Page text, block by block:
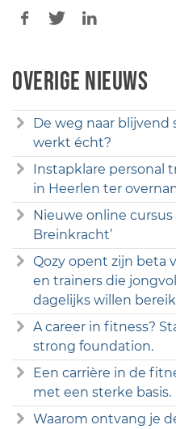
Overige nieuws
De weg naar blijvend
werkt écht?
Instapklare personal
in Heerlen ter
Nieuwe online cursus
Breinkracht’
Qozy opent zijn beta
en trainers die
dagelijks willen
A career in fitness?
strong foundation.
Een carrière in de
met een sterke basis.
Waarom ontvang je